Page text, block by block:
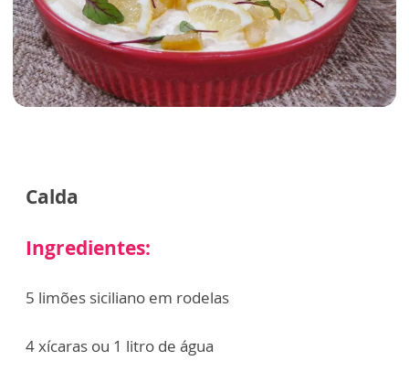
Calda
Ingredientes:
5 limões siciliano em rodelas
4 xícaras ou 1 litro de água